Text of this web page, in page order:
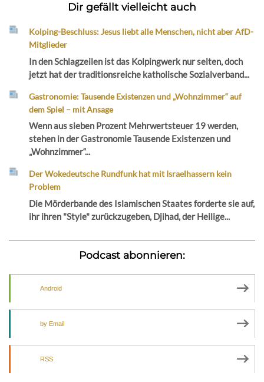
Dir gefällt vielleicht auch
Kolping-Beschluss: Jesus liebt alle Menschen, nicht aber AfD-
Mitglieder
In den Schlagzeilen ist das Kolpingwerk nur selten, doch
jetzt hat der traditionsreiche katholische Sozialverband...
Gastronomie: Tausende Existenzen und „Wohnzimmer“ auf
dem Spiel – mit Ansage
Wenn aus sieben Prozent Mehrwertsteuer 19 werden,
stehen in der Gastronomie Tausende Existenzen und
„Wohnzimmer“...
Der Wokedeutsche Rundfunk hat mit Israelhassern kein
Problem
Die Mörderbande des Islamischen Staates forderte sie auf,
ihr ihren "Style" zurückzugeben, Djihad, der Heilige...
Podcast abonnieren:
Android
by Email
RSS